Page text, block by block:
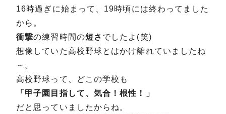
16時過ぎに始まって、19時頃には終わってました
から。
衝撃の練習時間の短さ でしたよ(笑)
想像していた高校野球とはかけ離れていましたね
～。
高校野球って、どこの学校も
「甲子園目指して、気合！根性！」
だと思っていましたからね。